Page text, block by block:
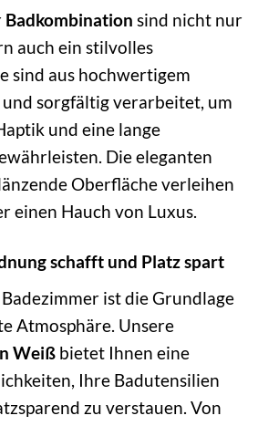
Badkombination sind nicht nur
auch ein stilvolles
sind aus hochwertigem
sorgfältig verarbeitet, um
und eine lange
Die eleganten
Oberfläche verleihen
einen Hauch von Luxus.
schafft und Platz spart
ist die Grundlage
Atmosphäre. Unsere
Weiß bietet Ihnen eine
Ihre Badutensilien
zu verstauen. Von